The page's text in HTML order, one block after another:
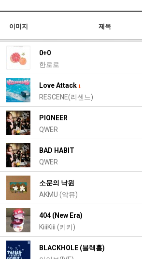
이미지 제목
0+0
한로로
Love Attack 1
RESCENE(리센느)
PIONEER
QWER
BAD HABIT
QWER
소문의 낙원
AKMU (악뮤)
404 (New Era)
KiiiKiii (키키)
BLACKHOLE (블랙홀)